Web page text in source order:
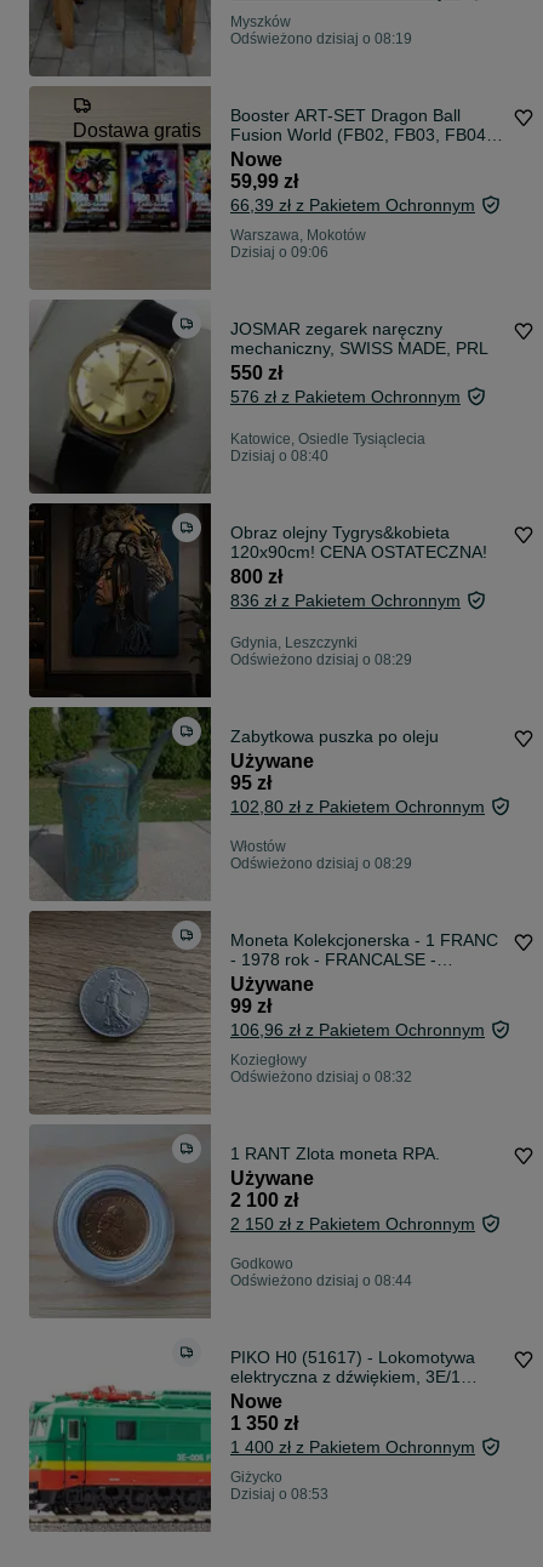
Myszków
Odświeżono dzisiaj o 08:19
Dostawa gratis
Booster ART-SET Dragon Ball
Fusion World (FB02, FB03, FB04,
FB05)
Nowe
59,99 zł
66,39 zł z Pakietem Ochronnym
Warszawa, Mokotów
Dzisiaj o 09:06
JOSMAR zegarek naręczny
mechaniczny, SWISS MADE, PRL
550 zł
576 zł z Pakietem Ochronnym
Katowice, Osiedle Tysiąclecia
Dzisiaj o 08:40
Obraz olejny Tygrys&kobieta
120x90cm! CENA OSTATECZNA!
800 zł
836 zł z Pakietem Ochronnym
Gdynia, Leszczynki
Odświeżono dzisiaj o 08:29
Zabytkowa puszka po oleju
Używane
95 zł
102,80 zł z Pakietem Ochronnym
Włostów
Odświeżono dzisiaj o 08:29
Moneta Kolekcjonerska - 1 FRANC
- 1978 rok - FRANCALSE -
FRANCJA
Używane
99 zł
106,96 zł z Pakietem Ochronnym
Koziegłowy
Odświeżono dzisiaj o 08:32
1 RANT Zlota moneta RPA.
Używane
2 100 zł
2 150 zł z Pakietem Ochronnym
Godkowo
Odświeżono dzisiaj o 08:44
PIKO H0 (51617) - Lokomotywa
elektryczna z dźwiękiem, 3E/1
PTKiGK
Nowe
1 350 zł
1 400 zł z Pakietem Ochronnym
Giżycko
Dzisiaj o 08:53